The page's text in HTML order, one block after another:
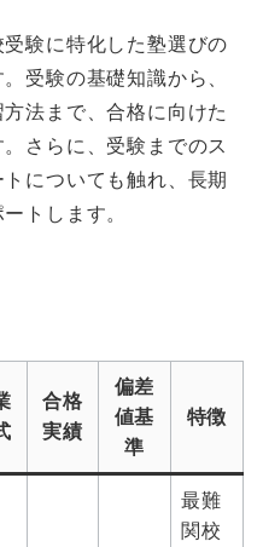
験に特化した塾選びの
受験の基礎知識から、
法まで、合格に向けた
さらに、受験までのス
についても触れ、長期
トします。
合格
実績
偏差
値基
準
特徴
最難
関校